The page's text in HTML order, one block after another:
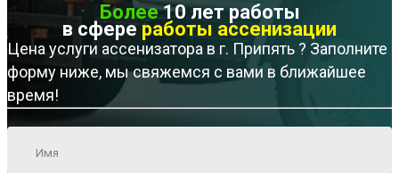
Более10 лет работы
в сфере работы ассенизации
Цена услуги ассенизатора в г. Припять ? Заполните
форму ниже, мы свяжемся с вами в ближайшее
время!